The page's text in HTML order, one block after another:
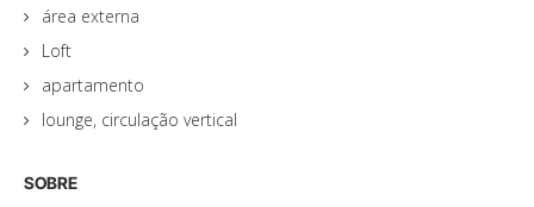
área externa
Loft
apartamento
lounge, circulação vertical
SOBRE